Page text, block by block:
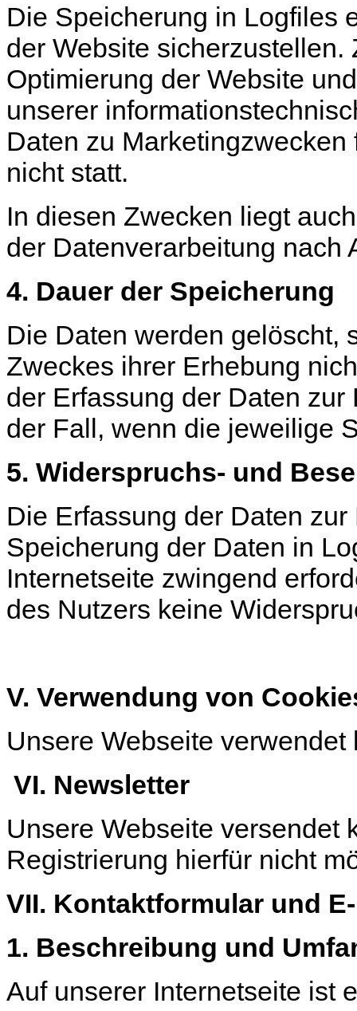
Die Speicherung in Logfiles
der Website
Optimierung der Website
unserer
Daten zu
nicht statt.
In diesen Zwecken liegt
der Datenverarbeitung nach
4. Dauer der Speicherung
Die Daten werden gelöscht,
Zweckes ihrer Erhebung
der Erfassung der Daten
der Fall, wenn die jeweilige
5. Widerspruchs- und
Die Erfassung der Daten
Speicherung der Daten in
Internetseite zwingend
des Nutzers keine
V. Verwendung von
Unsere Webseite verwendet
VI. Newsletter
Unsere Webseite versendet
Registrierung hierfür nicht
VII. Kontaktformular und
1. Beschreibung und
Auf unserer Internetseite ist